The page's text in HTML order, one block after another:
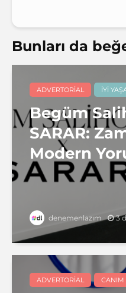
Bunları da
ADVERTORIAL İYI
Begüm
SARAR:
Modern
denemenlazım 3
ADVERTORIAL CANIM